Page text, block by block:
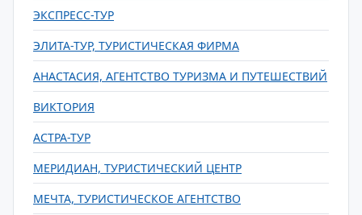
ЭКСПРЕСС-ТУР
ЭЛИТА-ТУР, ТУРИСТИЧЕСКАЯ ФИРМА
АНАСТАСИЯ, АГЕНТСТВО ТУРИЗМА И ПУТЕШЕСТВИЙ
ВИКТОРИЯ
АСТРА-ТУР
МЕРИДИАН, ТУРИСТИЧЕСКИЙ ЦЕНТР
МЕЧТА, ТУРИСТИЧЕСКОЕ АГЕНТСТВО